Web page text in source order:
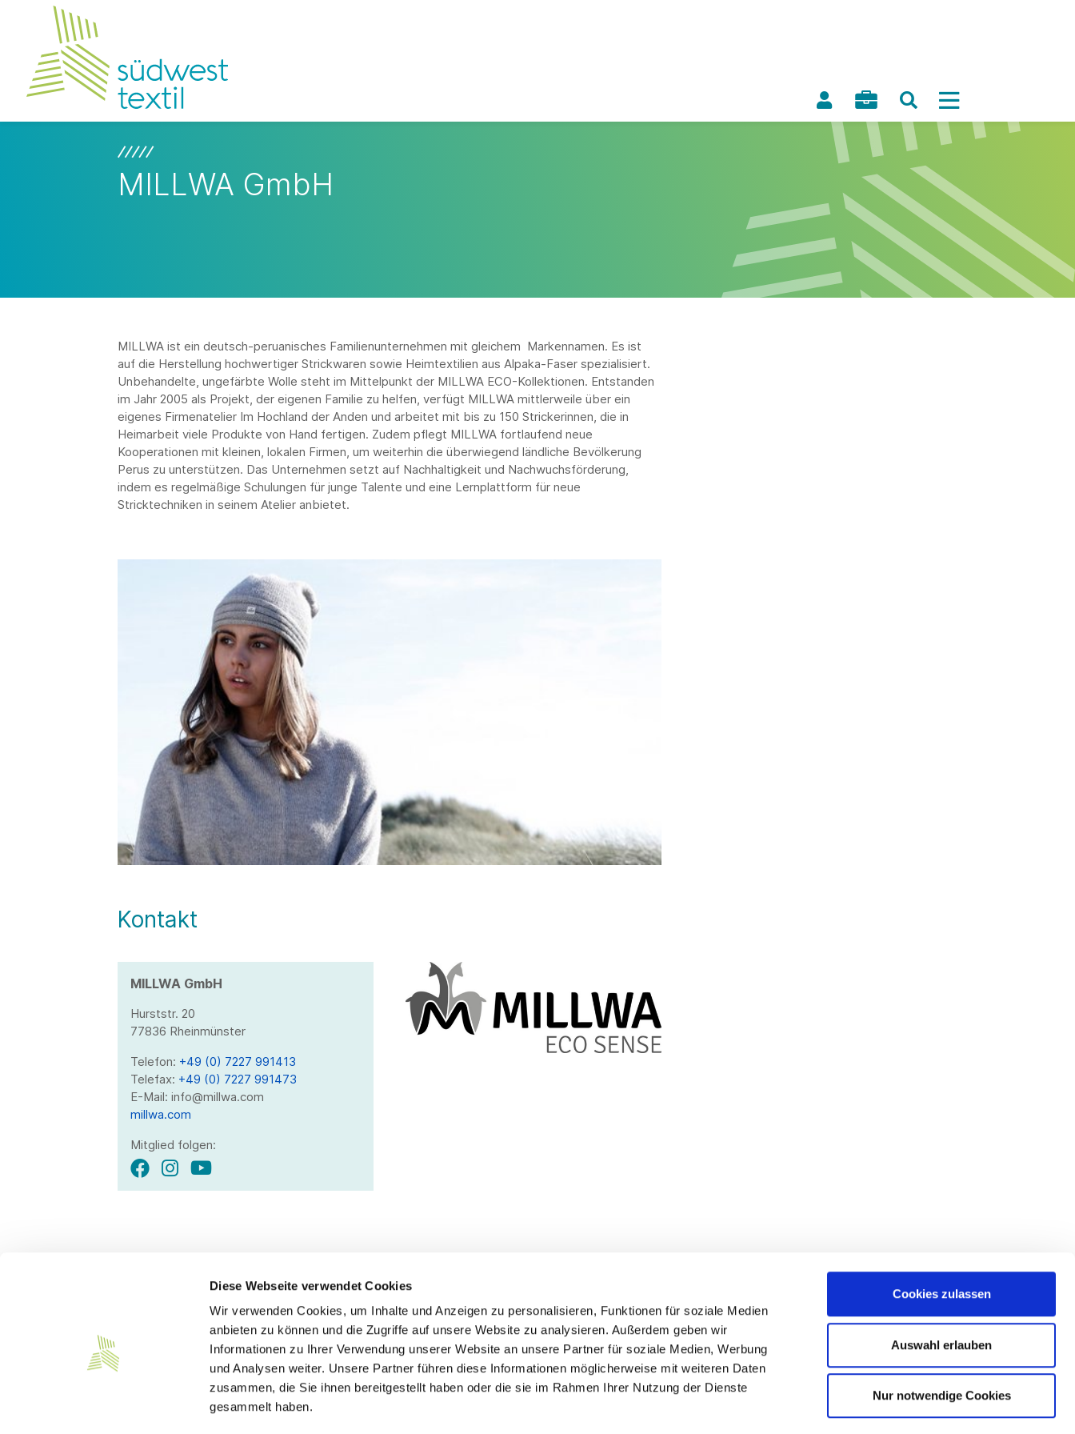
Diese Webseite verwendet Cookies
Wir verwenden Cookies, um Inhalte und Anzeigen zu personalisieren, Funktionen für soziale Medien
anbieten zu können und die Zugriffe auf unsere Website zu analysieren. Außerdem geben wir
Informationen zu Ihrer Verwendung unserer Website an unsere Partner für soziale Medien, Werbung
und Analysen weiter. Unsere Partner führen diese Informationen möglicherweise mit weiteren Daten
zusammen, die Sie ihnen bereitgestellt haben oder die sie im Rahmen Ihrer Nutzung der Dienste
gesammelt haben.
Cookies zulassen
Auswahl erlauben
Nur notwendige Cookies
MILLWA GmbH
MILLWA ist ein deutsch-peruanisches Familienunternehmen mit gleichem Markennamen. Es ist
auf die Herstellung hochwertiger Strickwaren sowie Heimtextilien aus Alpaka-Faser spezialisiert.
Unbehandelte, ungefärbte Wolle steht im Mittelpunkt der MILLWA ECO-Kollektionen. Entstanden
im Jahr 2005 als Projekt, der eigenen Familie zu helfen, verfügt MILLWA mittlerweile über ein
eigenes Firmenatelier Im Hochland der Anden und arbeitet mit bis zu 150 Strickerinnen, die in
Heimarbeit viele Produkte von Hand fertigen. Zudem pflegt MILLWA fortlaufend neue
Kooperationen mit kleinen, lokalen Firmen, um weiterhin die überwiegend ländliche Bevölkerung
Perus zu unterstützen. Das Unternehmen setzt auf Nachhaltigkeit und Nachwuchsförderung,
indem es regelmäßige Schulungen für junge Talente und eine Lernplattform für neue
Stricktechniken in seinem Atelier anbietet.
Kontakt
MILLWA GmbH
Hurststr. 20
77836 Rheinmünster
Telefon: +49 (0) 7227 991413
Telefax: +49 (0) 7227 991473
E-Mail: info@millwa.com
millwa.com
Mitglied folgen:
Südwesttextil e. V.
Türlenstraße 6
Service
Impressum
Datenschutz
Folgen Sie uns